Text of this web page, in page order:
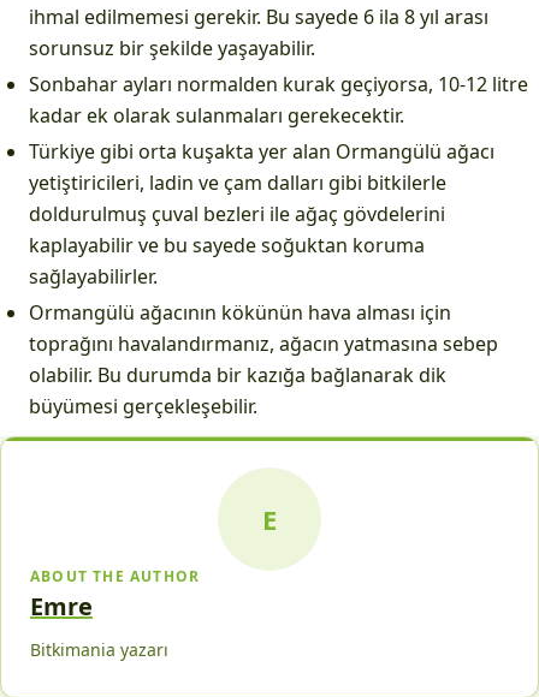
ihmal edilmemesi gerekir. Bu sayede 6 ila 8 yıl arası
sorunsuz bir şekilde yaşayabilir.
Sonbahar ayları normalden kurak geçiyorsa, 10-12 litre
kadar ek olarak sulanmaları gerekecektir.
Türkiye gibi orta kuşakta yer alan Ormangülü ağacı
yetiştiricileri, ladin ve çam dalları gibi bitkilerle
doldurulmuş çuval bezleri ile ağaç gövdelerini
kaplayabilir ve bu sayede soğuktan koruma
sağlayabilirler.
Ormangülü ağacının kökünün hava alması için
toprağını havalandırmanız, ağacın yatmasına sebep
olabilir. Bu durumda bir kazığa bağlanarak dik
büyümesi gerçekleşebilir.
E
ABOUT THE AUTHOR
Emre
Bitkimania yazarı